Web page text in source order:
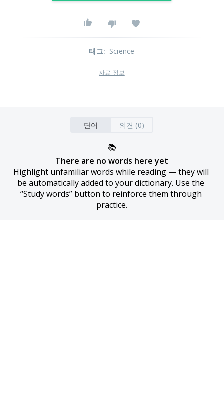
태그: Science
자료 정보
단어 의견 (0)
📚
There are no words here yet
Highlight unfamiliar words while reading — they will
be automatically added to your dictionary. Use the
“Study words” button to reinforce them through
practice.